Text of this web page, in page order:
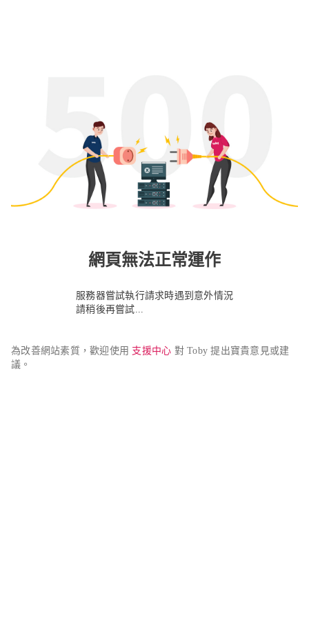
網頁無法正常運作
服務器嘗試執行請求時遇到意外情況
請稍後再嘗試...
為改善網站素質，歡迎使用 支援中心 對 Toby 提出寶貴意見或建
議。